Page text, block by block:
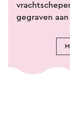
gegraven aan